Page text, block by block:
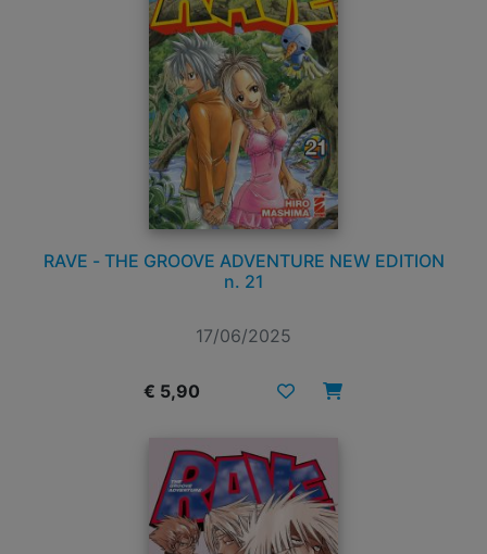
RAVE - THE GROOVE ADVENTURE NEW EDITION
n. 21
17/06/2025
€ 5,90